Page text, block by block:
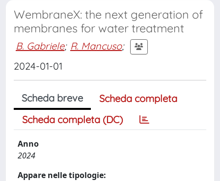
WembraneX: the next generation of
membranes for water treatment
B. Gabriele; R. Mancuso;
2024-01-01
Scheda breve
Scheda completa
Scheda completa (DC)
Anno
2024
Appare nelle tipologie: